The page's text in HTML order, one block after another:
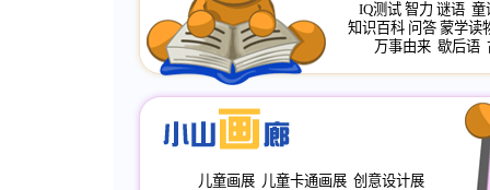
IQ测试 智力 谜语 童
知识百科 问答 蒙学读
万事由来 歇后语
儿童画展 儿童卡通画展 创意设计展